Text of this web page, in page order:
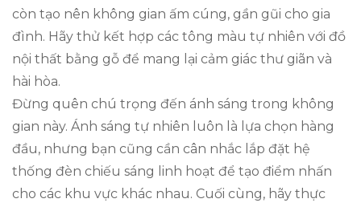
còn tạo nên không gian ấm cúng, gần gũi cho gia
đình. Hãy thử kết hợp các tông màu tự nhiên với đồ
nội thất bằng gỗ để mang lại cảm giác thư giãn và
hài hòa.
Đừng quên chú trọng đến ánh sáng trong không
gian này. Ánh sáng tự nhiên luôn là lựa chọn hàng
đầu, nhưng bạn cũng cần cân nhắc lắp đặt hệ
thống đèn chiếu sáng linh hoạt để tạo điểm nhấn
cho các khu vực khác nhau. Cuối cùng, hãy thực